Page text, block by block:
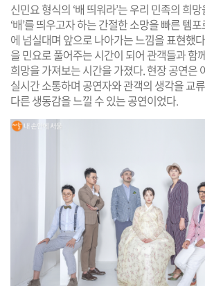
신민요 형식의 ‘배 띄워라’는 우리 민족의 희
‘배’를 띄우고자 하는 간절한 소망을 빠른 템
에 넘실대며 앞으로 나아가는 느낌을 표현했
을 민요로 풀어주는 시간이 되어 관객들과 함
희망을 가져보는 시간을 가졌다. 현장 공연은
실시간 소통하며 공연자와 관객의 생각을 교
다른 생동감을 느낄 수 있는 공연이었다.